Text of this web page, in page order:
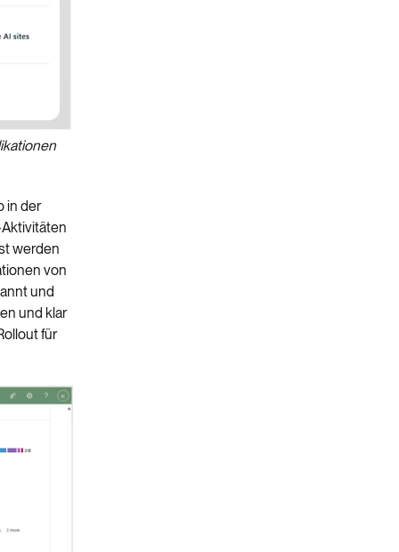
in der
werden
von
und
und klar
für